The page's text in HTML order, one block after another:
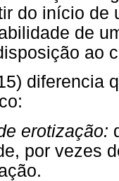
do início de
de
ao
diferencia
erotização:
por vezes